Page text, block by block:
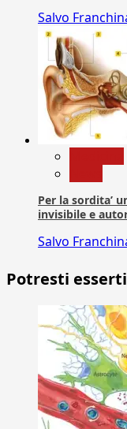
Salvo
Per la sordita’
invisibile e
Salvo
Potresti